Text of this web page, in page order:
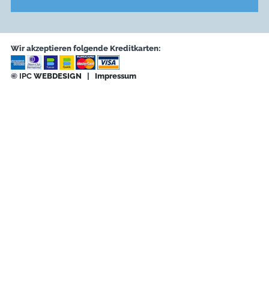
Wir akzeptieren folgende Kreditkarten:
© IPCWEBDESIGN Impressum